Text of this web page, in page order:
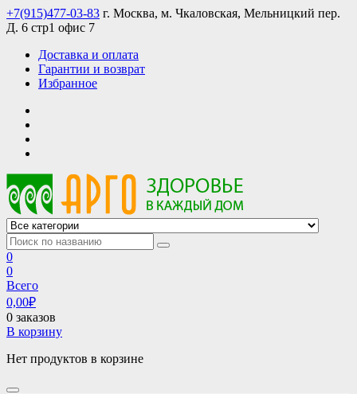
Skip
to
+7(915)477-03-83 г. Москва, м. Чкаловская, Мельницкий пер.
Д. 6 стр1 офис 7
Доставка и оплата
Гарантии и возврат
Избранное
АРГО интернет магазин, доставка в Москве и по всей России
АРГО каталог каталог продукции, официальные цены
0
0
Всего
0,00₽
0 заказов
В корзину
Нет продуктов в корзине